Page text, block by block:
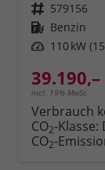
Fahrzeugnr. 579156
Kraftstoff Benzin
Leistung 110 kW
39.190,–
incl. 19% MwSt.
Verbrauch
CO2-Klasse:
CO2-